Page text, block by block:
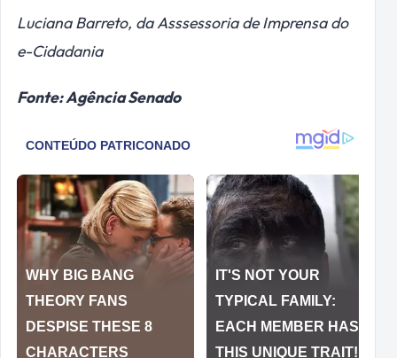
Luciana Barreto, da Asssessoria de Imprensa do
e-Cidadania
Fonte: Agência Senado